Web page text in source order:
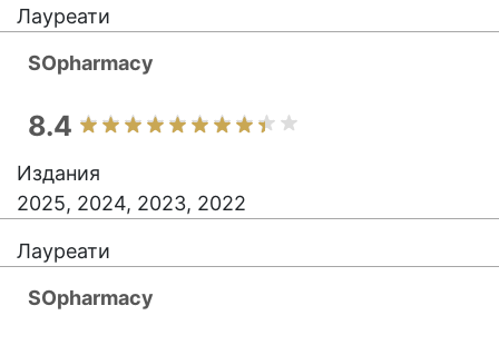
Лауреати
SOpharmacy
8.4
Издания
2025, 2024, 2023, 2022
Лауреати
SOpharmacy